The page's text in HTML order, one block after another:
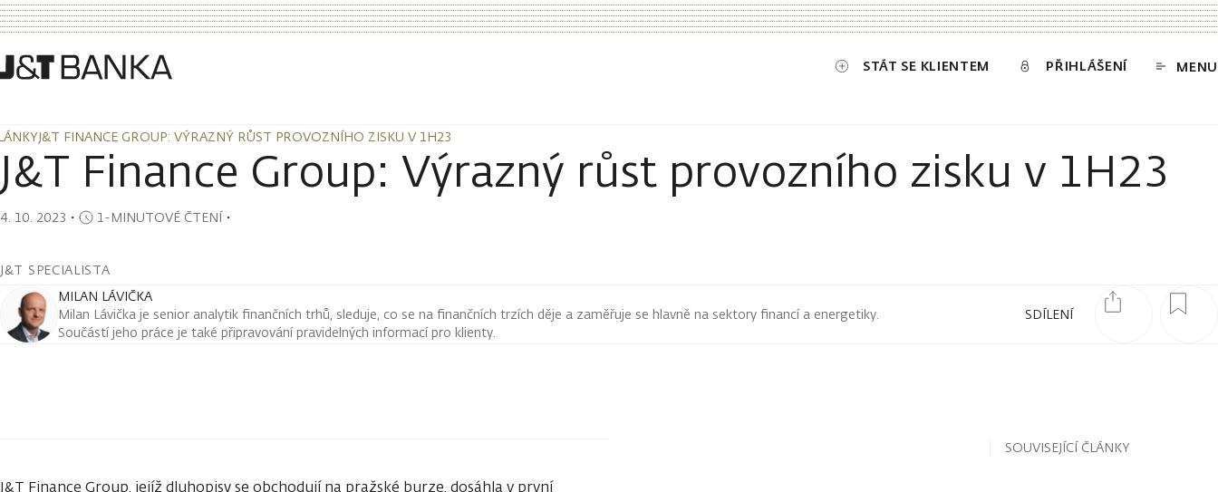
STÁT SE KLIENTEM PŘIHLÁŠENÍ MENU
J&T FINANCE GROUP: VÝRAZNÝ RŮST PROVOZNÍHO ZISKU V 1H23
J&T FINANCE GROUP: VÝRAZNÝ RŮST PROVOZNÍHO ZISKU V 1H23
J&T Finance Group: Výrazný růst provozního zisku v 1H23
4. 10. 2023 ・ 1-MINUTOVÉ ČTENÍ・
J&T SPECIALISTA
SDÍLENÍ
MILAN LÁVIČKA
Milan Lávička je senior analytik finančních trhů, sleduje, co se na finančních trzích děje a zaměřuje se hlavně na sektory financí a energetiky.
Součástí jeho práce je také připravování pravidelných informací pro klienty.
J&T Finance Group, jejíž dluhopisy se obchodují na pražské burze, dosáhla v první
SOUVISEJÍCÍ ČLÁNKY